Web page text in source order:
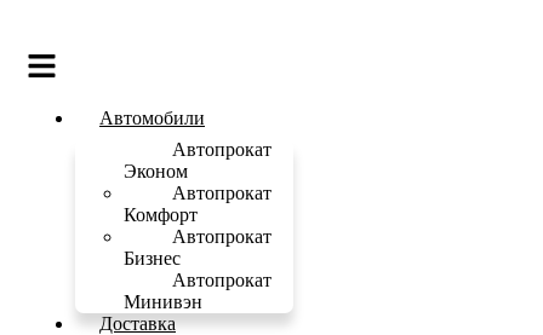
Меню
Автомобили
Автопрокат
Эконом
Автопрокат
Комфорт
Автопрокат
Бизнес
Автопрокат
Минивэн
Доставка